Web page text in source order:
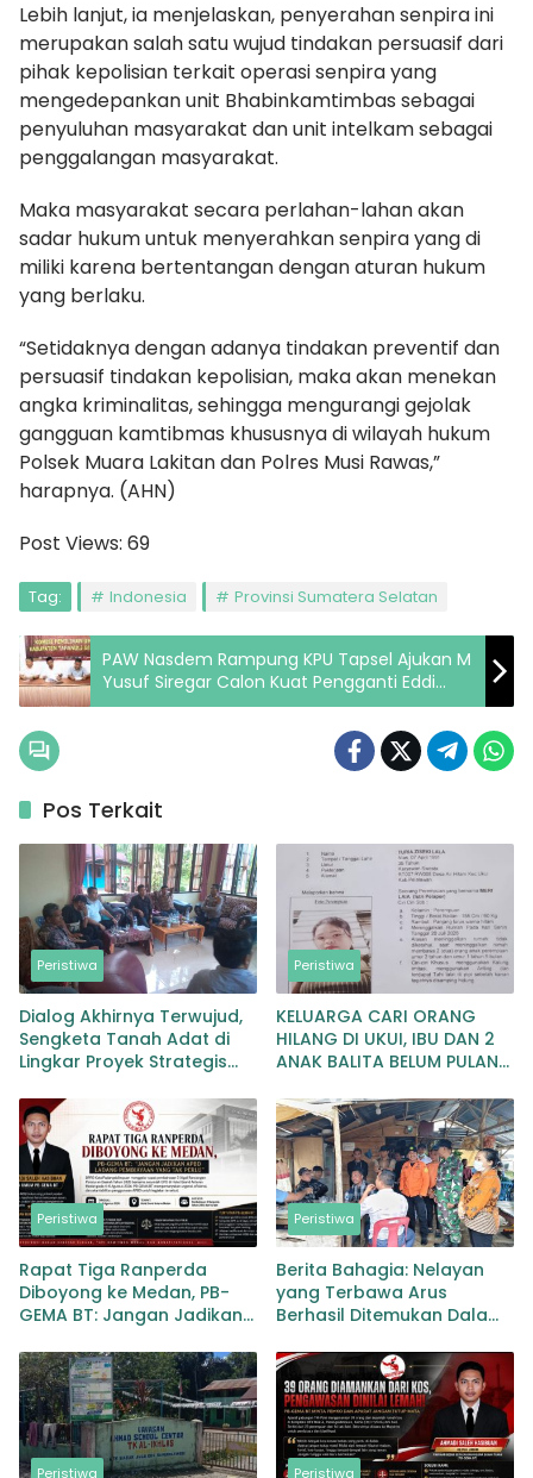
Lebih lanjut, ia menjelaskan, penyerahan senpira ini
merupakan salah satu wujud tindakan persuasif dari
pihak kepolisian terkait operasi senpira yang
mengedepankan unit Bhabinkamtimbas sebagai
penyuluhan masyarakat dan unit intelkam sebagai
penggalangan masyarakat.
Maka masyarakat secara perlahan-lahan akan
sadar hukum untuk menyerahkan senpira yang di
miliki karena bertentangan dengan aturan hukum
yang berlaku.
“Setidaknya dengan adanya tindakan preventif dan
persuasif tindakan kepolisian, maka akan menekan
angka kriminalitas, sehingga mengurangi gejolak
gangguan kamtibmas khususnya di wilayah hukum
Polsek Muara Lakitan dan Polres Musi Rawas,”
harapnya. (AHN)
Post Views: 69
Tag: Indonesia Provinsi Sumatera Selatan
PAW Nasdem Rampung KPU Tapsel Ajukan M
Yusuf Siregar Calon Kuat Pengganti Eddi
Sullam
Pos Terkait
Peristiwa
Dialog Akhirnya Terwujud,
Sengketa Tanah Adat di
Lingkar Proyek Strategis
Baru
Peristiwa
KELUARGA CARI ORANG
HILANG DI UKUI, IBU DAN 2
ANAK BALITA BELUM PULANG
Peristiwa
Rapat Tiga Ranperda
Diboyong ke Medan, PB-
GEMA BT: Jangan Jadikan
yang Tak Perlu
Peristiwa
Berita Bahagia: Nelayan
yang Terbawa Arus
Berhasil Ditemukan Dalam
Peristiwa Peristiwa